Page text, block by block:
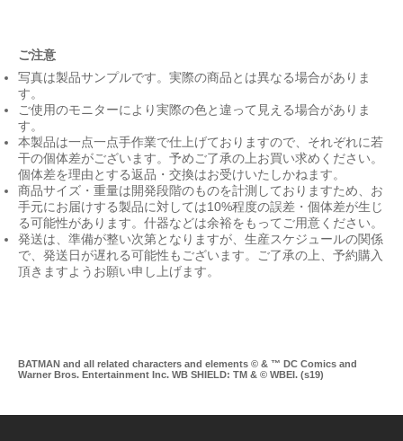
ご注意
写真は製品サンプルです。実際の商品とは異なる場合がありま
す。
ご使用のモニターにより実際の色と違って見える場合がありま
す。
本製品は一点一点手作業で仕上げておりますので、それぞれに若
干の個体差がございます。予めご了承の上お買い求めください。
個体差を理由とする返品・交換はお受けいたしかねます。
商品サイズ・重量は開発段階のものを計測しておりますため、お
手元にお届けする製品に対しては10%程度の誤差・個体差が生じ
る可能性があります。什器などは余裕をもってご用意ください。
発送は、準備が整い次第となりますが、生産スケジュールの関係
で、発送日が遅れる可能性もございます。ご了承の上、予約購入
頂きますようお願い申し上げます。
BATMAN and all related characters and elements © & ™ DC Comics and
Warner Bros. Entertainment Inc. WB SHIELD: TM & © WBEI. (s19)